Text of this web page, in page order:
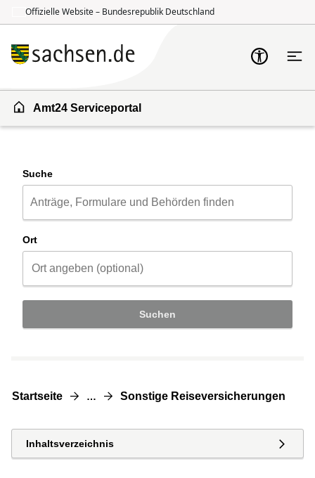
Offizielle Website – Bundesrepublik Deutschland
Amt24 Serviceportal
Suche
Ort
Suchen
Startseite … Sonstige Reiseversicherungen
Inhaltsverzeichnis